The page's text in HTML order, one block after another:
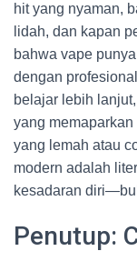
hit yang nyaman,
lidah, dan kapan
bahwa vape
dengan
belajar lebih
yang
yang lemah atau
modern adalah
kesadaran
Penutup: